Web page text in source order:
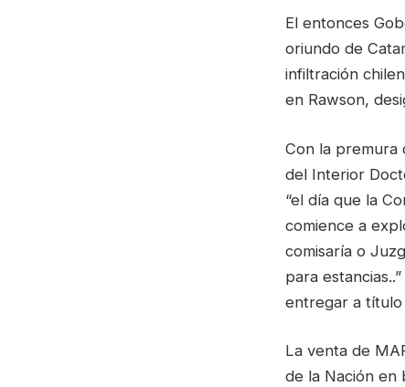
El entonces
oriundo de
infiltración
en Rawson,
Con la premura
del Interior
“el día que la
comience a
comisaría o
para
entregar a título
La venta de
de la Nación en